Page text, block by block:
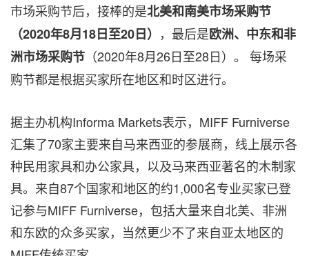
市场采购节后，接棒的是北美和南美市场采购节
（2020年8月18日至20日） ，最后是欧洲、中东和非
洲市场采购节 （2020年8月26日至28日）。 每场采
购节都是根据买家所在地区和时区进行。
据主办机构Informa Markets表示，MIFF Furniverse
汇集了70家主要来自马来西亚的参展商，线上展示各
种民用家具和办公家具，以及马来西亚著名的木制家
具。来自87个国家和地区的约1,000名专业买家已登
记参与MIFF Furniverse，包括大量来自北美、非洲
和东欧的众多买家，当然更少不了来自亚太地区的